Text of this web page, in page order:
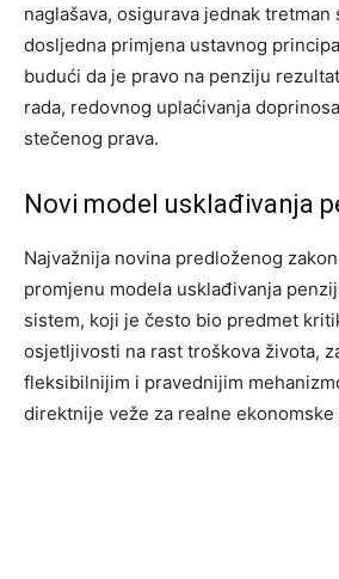
naglašava, osigurava jednak
dosljedna primjena ustavnog
budući da je pravo na penziju
rada, redovnog uplaćivanja
stečenog prava.
Novi model usklađivanja
Najvažnija novina predloženog
promjenu modela usklađivanja
sistem, koji je često bio predmet
osjetljivosti na rast troškova života,
fleksibilnijim i pravednijim
direktnije veže za realne ekonomske